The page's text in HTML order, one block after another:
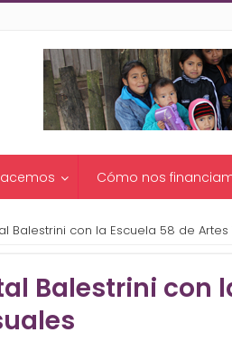
Cómo nos
Balestrini con la Escuela 58 de Artes
Balestrini con